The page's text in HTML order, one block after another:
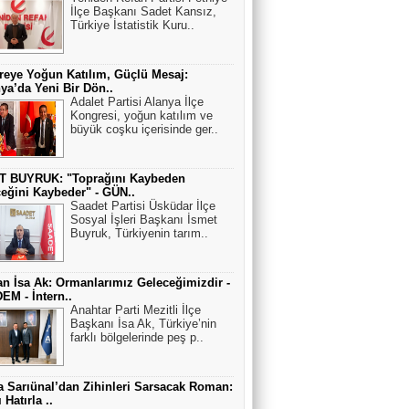
İlçe Başkanı Sadet Kansız,
Türkiye İstatistik Kuru..
Yoğun Katılım, Güçlü Mesaj:
Yeni Bir Dön..
Adalet Partisi Alanya İlçe
Kongresi, yoğun katılım ve
büyük coşku içerisinde ger..
BUYRUK: "Toprağını Kaybeden
Kaybeder" - GÜN..
Saadet Partisi Üsküdar İlçe
Sosyal İşleri Başkanı İsmet
Buyruk, Türkiyenin tarım..
İsa Ak: Ormanlarımız Geleceğimizdir -
- İntern..
Anahtar Parti Mezitli İlçe
Başkanı İsa Ak, Türkiye’nin
farklı bölgelerinde peş p..
Sarıünal’dan Zihinleri Sarsacak Roman:
Hatırla ..